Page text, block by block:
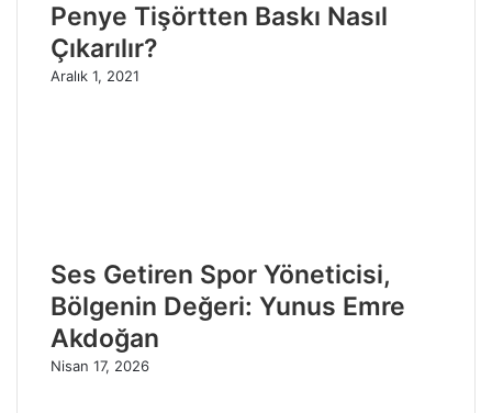
Penye Tişörtten Baskı Nasıl
Çıkarılır?
Aralık 1, 2021
Ses Getiren Spor Yöneticisi,
Bölgenin Değeri: Yunus Emre
Akdoğan
Nisan 17, 2026